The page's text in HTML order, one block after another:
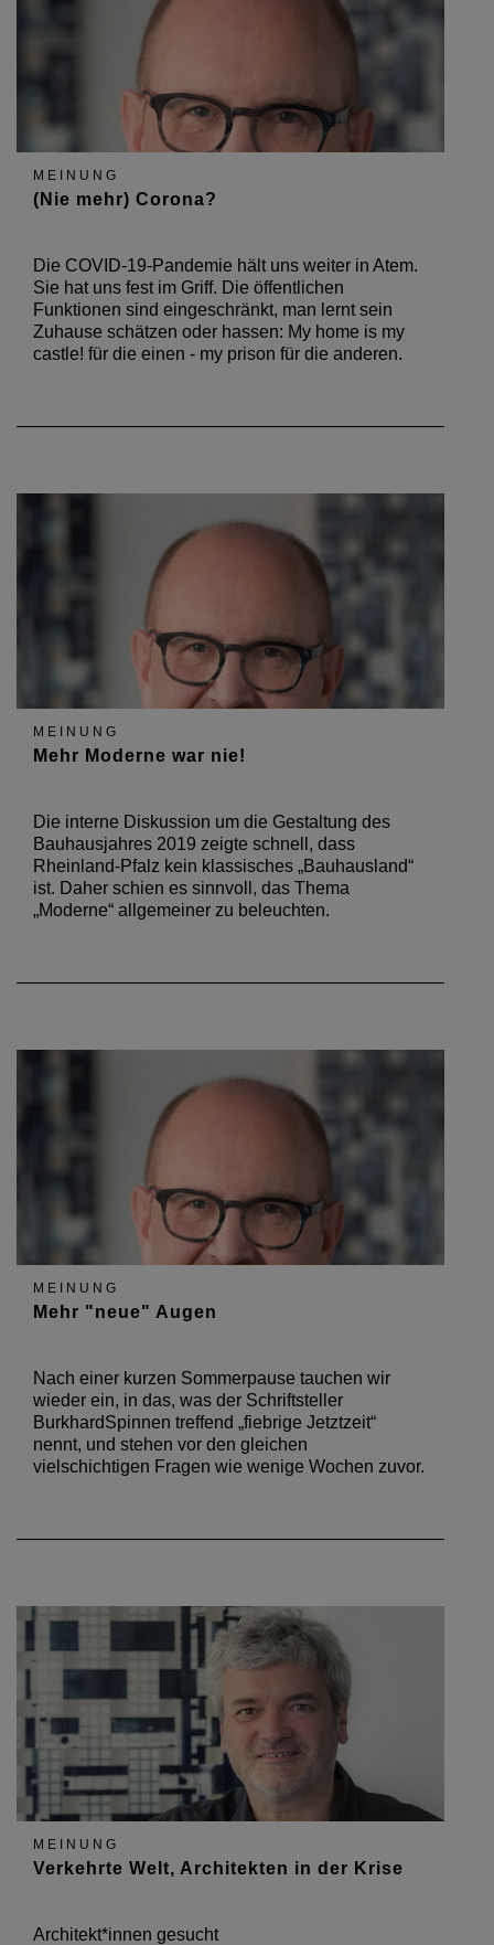
MEINUNG
(Nie mehr) Corona?
Die COVID-19-Pandemie hält uns weiter in Atem.
Sie hat uns fest im Griff. Die öffentlichen
Funktionen sind eingeschränkt, man lernt sein
Zuhause schätzen oder hassen: My home is my
castle! für die einen - my prison für die anderen.
MEINUNG
Mehr Moderne war nie!
Die interne Diskussion um die Gestaltung des
Bauhausjahres 2019 zeigte schnell, dass
Rheinland-Pfalz kein klassisches „Bauhausland“
ist. Daher schien es sinnvoll, das Thema
„Moderne“ allgemeiner zu beleuchten.
MEINUNG
Mehr "neue" Augen
Nach einer kurzen Sommerpause tauchen wir
wieder ein, in das, was der Schriftsteller
BurkhardSpinnen treffend „fiebrige Jetztzeit“
nennt, und stehen vor den gleichen
vielschichtigen Fragen wie wenige Wochen zuvor.
MEINUNG
Verkehrte Welt, Architekten in der Krise
Architekt*innen gesucht